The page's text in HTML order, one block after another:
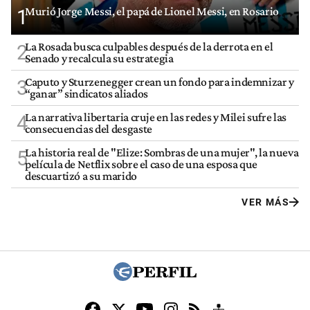
1Murió Jorge Messi, el papá de Lionel Messi, en Rosario
2La Rosada busca culpables después de la derrota en el
Senado y recalcula su estrategia
3Caputo y Sturzenegger crean un fondo para indemnizar y
“ganar” sindicatos aliados
4La narrativa libertaria cruje en las redes y Milei sufre las
consecuencias del desgaste
5La historia real de "Elize: Sombras de una mujer", la nueva
película de Netflix sobre el caso de una esposa que
descuartizó a su marido
VER MÁS